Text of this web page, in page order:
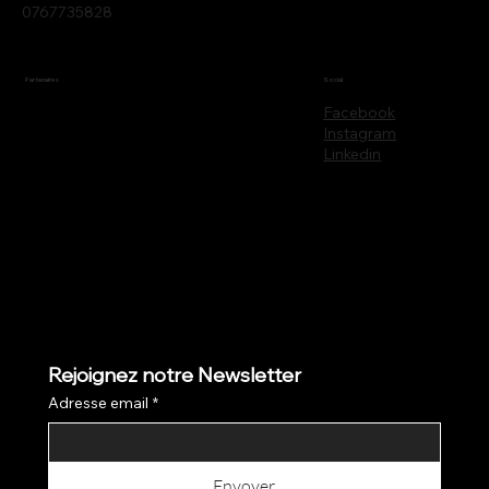
0767735828
Partenaires
Facebook
Instagram
Linkedin
Social
Rejoignez notre Newsletter
Adresse email *